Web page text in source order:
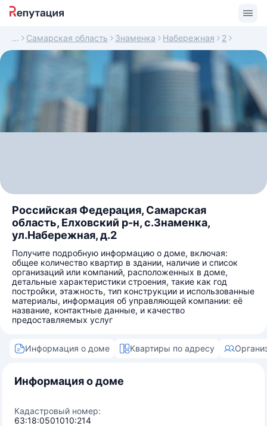
Самарская область Знаменка Набережная 2
Российская Федерация, Самарская
область, Елховский р-н, с.Знаменка,
ул.Набережная, д.2
Получите подробную информацию о доме, включая:
общее количество квартир в здании, наличие и список
организаций или компаний, расположенных в доме,
детальные характеристики строения, такие как год
постройки, этажность, тип конструкции и использованные
материалы, информация об управляющей компании: её
название, контактные данные, и качество
предоставляемых услуг
Информация о доме Квартиры по адресу
Информация о доме
Кадастровый номер:
63:18:0501010:214